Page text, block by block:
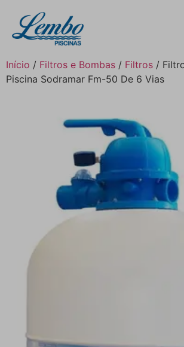
Início / Filtros e Bombas / Filtros /
Piscina Sodramar Fm-50 De 6 Vias